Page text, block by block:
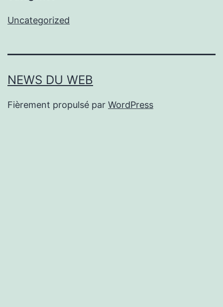
Uncategorized
NEWS DU WEB
Fièrement propulsé par WordPress